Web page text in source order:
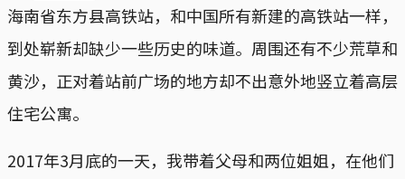
海南省东方县高铁站，和中国所有新建的高铁站一样，
到处崭新却缺少一些历史的味道。周围还有不少荒草和
黄沙，正对着站前广场的地方却不出意外地竖立着高层
住宅公寓。
2017年3月底的一天，我带着父母和两位姐姐，在他们